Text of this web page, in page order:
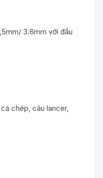
3.6mm với đầu
chép, câu lancer,